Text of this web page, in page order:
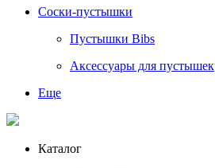
Соски-пустышки
Пустышки Bibs
Аксессуары для пустышек
Еще
Каталог